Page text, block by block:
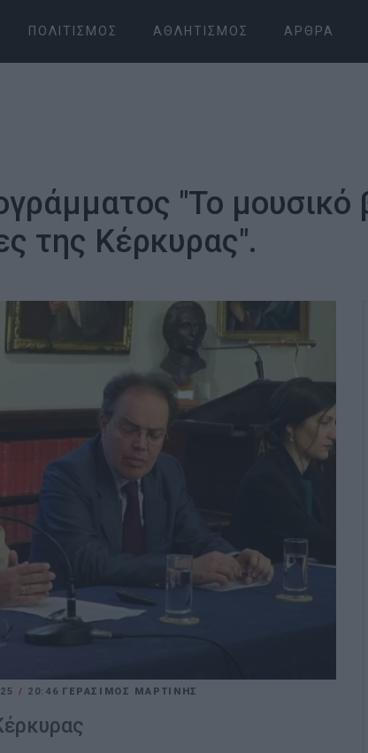
ΠΟΛΙΤΙΣΜΌΣ ΑΘΛΗΤΙΣΜΌΣ ΆΡΘΡΑ
"Το
της Κέρκυρας".
/ 20:46 ΓΕΡΑΣΙΜΟΣ ΜΑΡΤΙΝΗΣ